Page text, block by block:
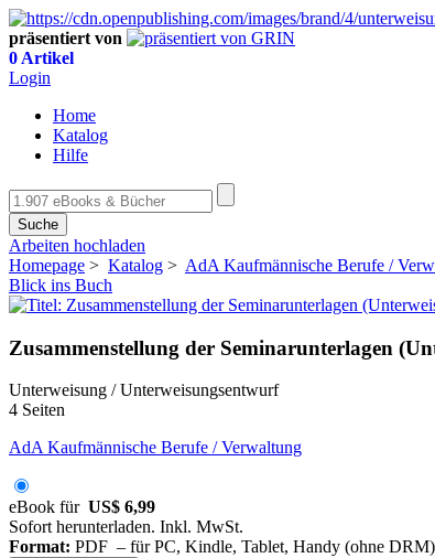
präsentiert von
0 Artikel
Login
Home
Katalog
Hilfe
Suche
Arbeiten hochladen
Homepage > Katalog > AdA Kaufmännische Berufe /
Blick ins Buch
Zusammenstellung der Seminarunterlagen
Unterweisung / Unterweisungsentwurf
4 Seiten
AdA Kaufmännische Berufe / Verwaltung
eBook für US$ 6,99
Sofort herunterladen. Inkl. MwSt.
Format: PDF – für PC, Kindle, Tablet, Handy (ohne DRM)